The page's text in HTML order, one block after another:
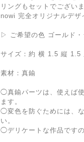
リングもセットでござい
nowi 完全オリジナルデザ
▷ ご希望の色 ゴールド
サイズ：約 横 1.5 縦 1.5
素材：真鍮
◯真鍮パーツは、使えば
ます。
◯変色を防ぐためには、
い。
◯デリケートな作品です